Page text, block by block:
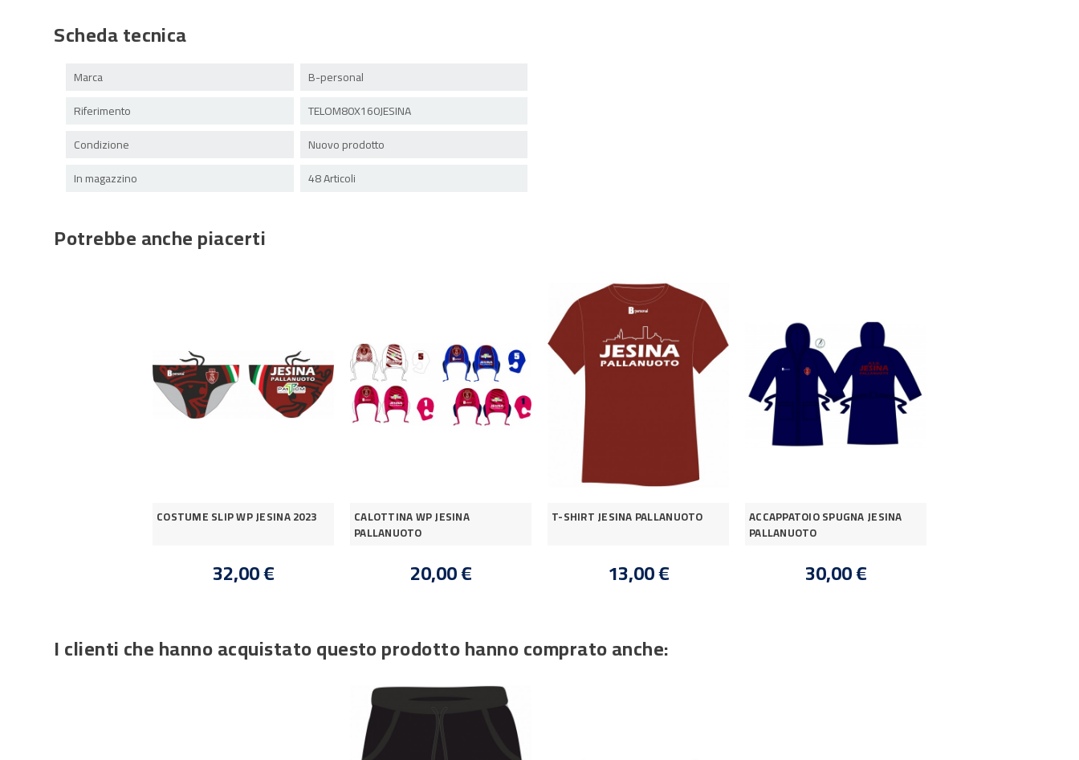
Scheda tecnica
Marca
B-personal
Riferimento
TELOM80X160JESINA
Condizione
Nuovo prodotto
In magazzino
48 Articoli
Potrebbe anche piacerti
COSTUME SLIP WP JESINA 2023
32,00 €
CALOTTINA WP JESINA
PALLANUOTO
20,00 €
T-SHIRT JESINA PALLANUOTO
13,00 €
ACCAPPATOIO SPUGNA JESINA
PALLANUOTO
30,00 €
I clienti che hanno acquistato questo prodotto hanno comprato anche: